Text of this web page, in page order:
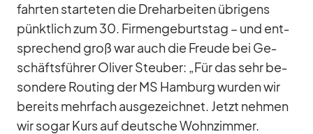
fahr­ten star­te­ten die Dreh­ar­bei­ten üb­ri­gens
pünkt­lich zum 30. Fir­men­ge­burts­tag – und ent­
spre­chend groß war auch die Freude bei Ge­
schäfts­füh­rer Oli­ver Steu­ber: „Für das sehr be­
son­dere Rou­ting der MS Ham­burg wur­den wir
be­reits mehr­fach aus­ge­zeich­net. Jetzt neh­men
wir so­gar Kurs auf deut­sche Wohn­zim­mer.